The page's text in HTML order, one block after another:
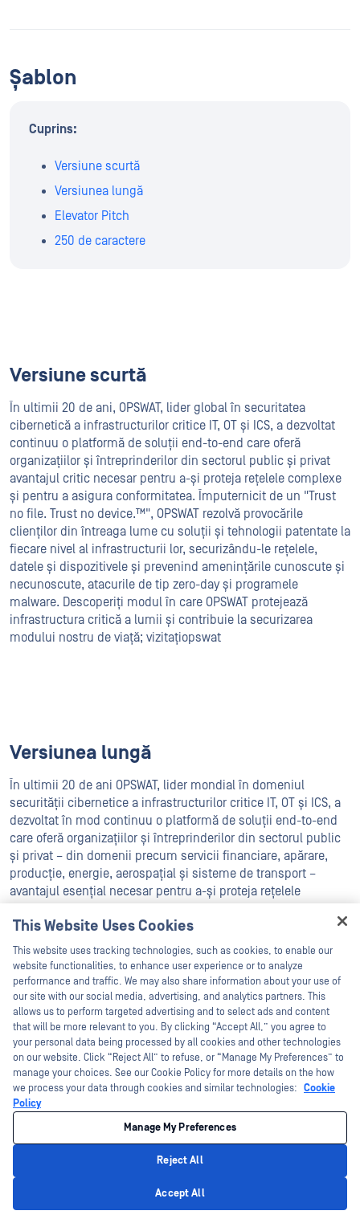
Șablon
Cuprins:
Versiune scurtă
Versiunea lungă
Elevator Pitch
250 de caractere
Versiune scurtă
În ultimii 20 de ani, OPSWAT, lider global în securitatea
cibernetică a infrastructurilor critice IT, OT și ICS, a dezvoltat
continuu o platformă de soluții end-to-end care oferă
organizațiilor și întreprinderilor din sectorul public și privat
avantajul critic necesar pentru a-și proteja rețelele complexe
și pentru a asigura conformitatea. Împuternicit de un "Trust
no file. Trust no device.™", OPSWAT rezolvă provocările
clienților din întreaga lume cu soluții și tehnologii patentate la
fiecare nivel al infrastructurii lor, securizându-le rețelele,
datele și dispozitivele și prevenind amenințările cunoscute și
necunoscute, atacurile de tip zero-day și programele
malware. Descoperiți modul în care OPSWAT protejează
infrastructura critică a lumii și contribuie la securizarea
modului nostru de viață; vizitațiopswat
Versiunea lungă
În ultimii 20 de ani OPSWAT, lider mondial în domeniul
securității cibernetice a infrastructurilor critice IT, OT și ICS, a
dezvoltat în mod continuu o platformă de soluții end-to-end
care oferă organizațiilor și întreprinderilor din sectorul public
și privat – din domenii precum servicii financiare, apărare,
producție, energie, aerospațial și sisteme de transport –
avantajul esențial necesar pentru a-și proteja rețelele
filosofia „Trust no file. Nu te încrede în niciun dispozitiv.™”,
OPSWAT provocările clienților, cum ar fi scanarea hardware-
ului pentru a securiza transferul de date, fișiere și accesul la
dispozitive, cu soluții și tehnologii brevetate la fiecare nivel al
infrastructurii lor. OPSWAT încrederea a peste 2.100 de
organizații, guverne și instituții din întreaga lume, din
domeniul infrastructurii critice, pentru a le ajuta să-și
securizeze dispozitivele, fișierele și rețelele împotriva
amenințărilor cunoscute și necunoscute, a atacurilor de tip
zero-day și a programelor malware, asigurând în același timp
conformitatea cu politicile și reglementările impuse de
industrie și de guvern. Descoperă cum OPSWAT infrastructura
critică a lumii și ne asigură siguranța modului de viață;
This Website Uses Cookies
This website uses tracking technologies, such as cookies, to enable our
website functionalities, to enhance user experience or to analyze
performance and traffic. We may also share information about your use of
our site with our social media, advertising, and analytics partners. This
allows us to perform targeted advertising and to select ads and content
that will be more relevant to you. By clicking “Accept All,” you agree to
your personal data being processed by all cookies and other technologies
on our website. Click “Reject All” to refuse, or “Manage My Preferences” to
manage your choices. See our Cookie Policy for more details on the how
we process your data through cookies and similar technologies: Cookie
Policy
Manage My Preferences
Reject All
Accept All
Hey there!
I'm Ozzy, your OPSWAT virtual assistant.
How can I help you secure what's critical
today?